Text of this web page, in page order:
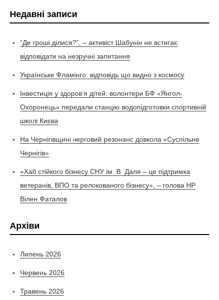
Недавні записи
“Де гроші ділися?”, – активіст Шабунін не встигає
відповідати на незручні запитання
Українське Фламінго: відповідь що видно з космосу
Інвестиція у здоров’я дітей: волонтери БФ «Янгол-
Охоронець» передали станцію водопідготовки спортивній
школі Києва
На Чернігівщині черговий резонанс довкола «Суспільне
Чернігів»
«Хаб стійкого бізнесу СНУ ім. В. Даля – це підтримка
ветеранів, ВПО та релокованого бізнесу», – голова НР
Вілен Фаталов
Архіви
Липень 2026
Червень 2026
Травень 2026